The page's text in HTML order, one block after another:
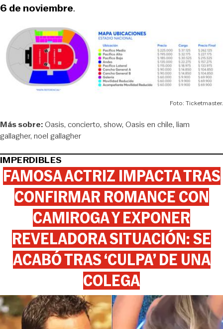
6 de noviembre.
Foto: Ticketmaster.
Más sobre:Oasis concierto show Oasis en chile liam
gallagher noel gallagher
IMPERDIBLES
FAMOSA ACTRIZ IMPACTA TRAS
CONFIRMAR ROMANCE CON
CAMIROGA Y EXPONER
REVELADORA SITUACIÓN: SE
ACABÓ TRAS ‘CULPA’ DE UNA
COLEGA